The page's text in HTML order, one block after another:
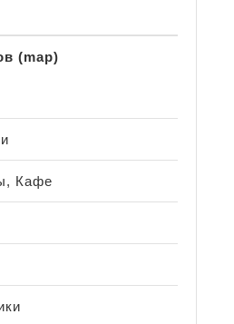
(map)
Кафе